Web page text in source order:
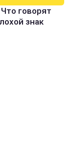
говорят
знак